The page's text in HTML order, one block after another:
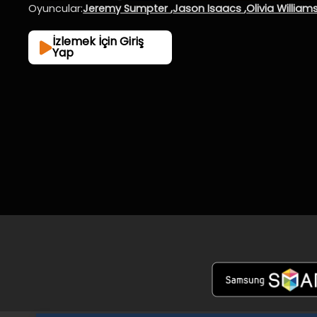
Oyuncular:Jeremy Sumpter ,Jason Isaacs ,Olivia
İzlemek İçin Giriş
Yap